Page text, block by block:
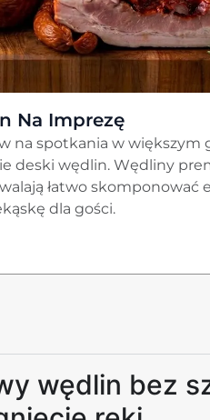
Na Imprezę
na spotkania w większym
deski wędlin. Wędliny
łatwo skomponować
dla gości.
wędlin bez